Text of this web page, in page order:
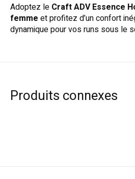
Adoptez le Craft ADV Essence
femme et profitez d’un confort
dynamique pour vos runs sous le
Produits connexes